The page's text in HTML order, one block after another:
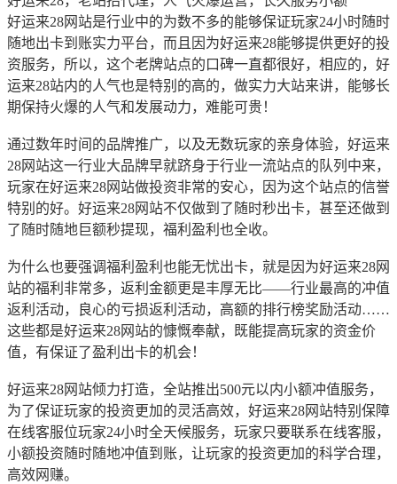
好运来28网站是行业中的为数不多的能够保证玩家24小时随时
随地出卡到账实力平台，而且因为好运来28能够提供更好的投
资服务，所以，这个老牌站点的口碑一直都很好，相应的，好
运来28站内的人气也是特别的高的，做实力大站来讲，能够长
期保持火爆的人气和发展动力，难能可贵！
通过数年时间的品牌推广，以及无数玩家的亲身体验，好运来
28网站这一行业大品牌早就跻身于行业一流站点的队列中来，
玩家在好运来28网站做投资非常的安心，因为这个站点的信誉
特别的好。好运来28网站不仅做到了随时秒出卡，甚至还做到
了随时随地巨额秒提现，福利盈利也全收。
为什么也要强调福利盈利也能无忧出卡，就是因为好运来28网
站的福利非常多，返利金额更是丰厚无比——行业最高的冲值
返利活动，良心的亏损返利活动，高额的排行榜奖励活动……
这些都是好运来28网站的慷慨奉献，既能提高玩家的资金价
值，有保证了盈利出卡的机会！
好运来28网站倾力打造，全站推出500元以内小额冲值服务，
为了保证玩家的投资更加的灵活高效，好运来28网站特别保障
在线客服位玩家24小时全天候服务，玩家只要联系在线客服，
小额投资随时随地冲值到账，让玩家的投资更加的科学合理，
高效网赚。